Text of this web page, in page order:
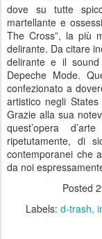
dove su tutte
martellante e
The Cross”, la più
delirante. Da citare
delirante e il
Depeche Mode.
confezionato a
artistico negli
Grazie alla sua
quest’opera
ripetutamente, di
contemporanei che
da noi
Posted
Labels: d-trash